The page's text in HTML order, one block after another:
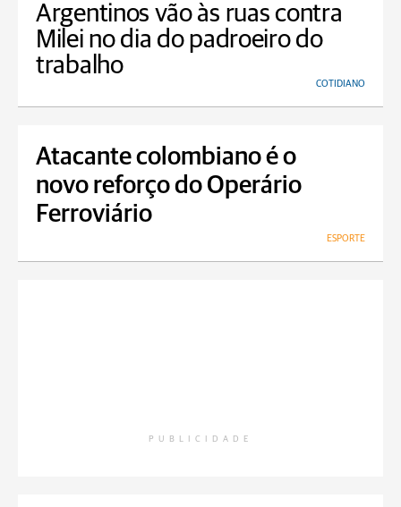
Argentinos vão às ruas contra
Milei no dia do padroeiro do
trabalho
COTIDIANO
Atacante colombiano é o
novo reforço do Operário
Ferroviário
ESPORTE
PUBLICIDADE